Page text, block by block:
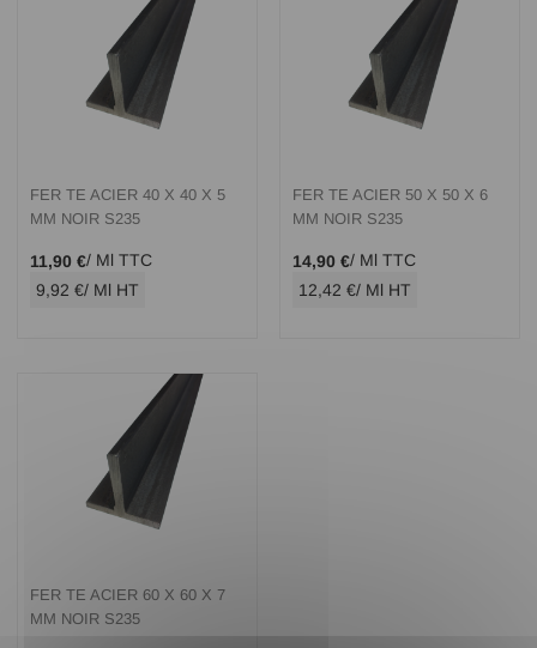
FER TE ACIER 40 X 40 X 5
MM NOIR S235
11,90 €/ Ml TTC
9,92 €/ Ml HT
FER TE ACIER 50 X 50 X 6
MM NOIR S235
14,90 €/ Ml TTC
12,42 €/ Ml HT
FER TE ACIER 60 X 60 X 7
MM NOIR S235